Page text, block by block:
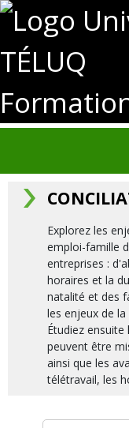
Explorez les
emploi-famille
entreprises :
horaires et la
natalité et des
les enjeux de
Étudiez
peuvent être
ainsi que les
télétravail, les